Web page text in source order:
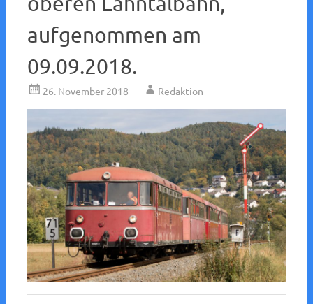
aufgenommen am
09.09.2018.
26. November 2018 Redaktion